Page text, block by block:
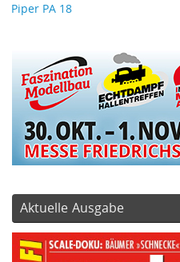
Piper PA 18
Aktuelle Ausgabe